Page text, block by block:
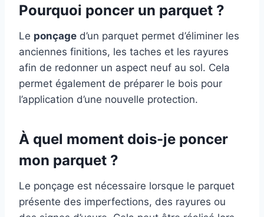
Pourquoi poncer un parquet ?
Le ponçage d’un parquet permet d’éliminer les
anciennes finitions, les taches et les rayures
afin de redonner un aspect neuf au sol. Cela
permet également de préparer le bois pour
l’application d’une nouvelle protection.
À quel moment dois-je poncer
mon parquet ?
Le ponçage est nécessaire lorsque le parquet
présente des imperfections, des rayures ou